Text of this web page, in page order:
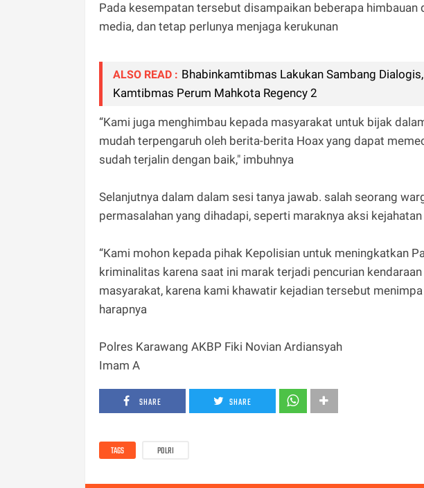
Pada kesempatan tersebut disampaikan beberapa
media, dan tetap perlunya menjaga kerukunan
ALSO READ : Bhabinkamtibmas Lakukan Sambang
Kamtibmas Perum Mahkota Regency 2
“Kami juga menghimbau kepada masyarakat untuk bijak
mudah terpengaruh oleh berita-berita Hoax yang dapat
sudah terjalin dengan baik," imbuhnya
Selanjutnya dalam dalam sesi tanya jawab. salah seorang
permasalahan yang dihadapi, seperti maraknya aksi
“Kami mohon kepada pihak Kepolisian untuk meningkatkan
kriminalitas karena saat ini marak terjadi pencurian
masyarakat, karena kami khawatir kejadian tersebut
harapnya
Polres Karawang AKBP Fiki Novian Ardiansyah
Imam A
SHARE SHARE
TAGS POLRI